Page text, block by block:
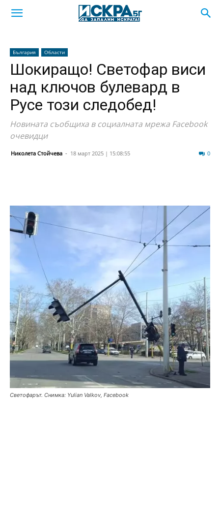
България Области
Шокиращо! Светофар виси
над ключов булевард в
Русе този следобед!
Новината съобщиха в социалната мрежа Facebook
очевидци
Николета Стойчева - 18 март 2025 | 15:08:55 0
Светофарът. Снимка: Yulian Valkov, Facebook